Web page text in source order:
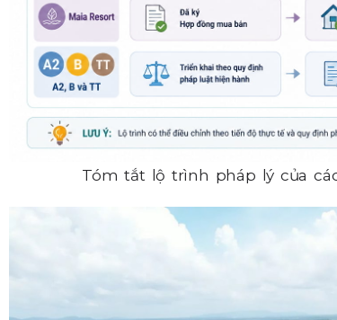
Tóm tắt lộ trình pháp lý của